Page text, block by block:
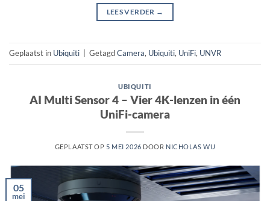
LEES VERDER →
Geplaatst in Ubiquiti GetagdCamera, Ubiquiti, UniFi, UNVR
UBIQUITI
AI Multi Sensor 4 – Vier 4K-lenzen in één
UniFi-camera
GEPLAATST OP 5 MEI 2026 DOOR NICHOLAS WU
05
mei